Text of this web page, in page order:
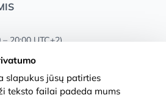
– 20:00 UTC+2)
LV-1082
Privacy Policy
slapukus jūsų patirties
teksto failai padeda mums